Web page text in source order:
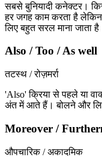
सबसे बुनियादी कनेक्टर।
हर जगह काम करता है
लिए बहुत सरल माना जाता
Also / Too / As well
तटस्थ / रोज़मर्रा
'Also' क्रिया से पहले या
अंत में आते हैं। बोलने और
Moreover /
औपचारिक / अकादमिक